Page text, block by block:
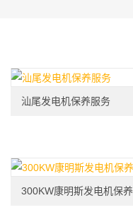
汕尾发电机保养服务
300KW康明斯发电机保养